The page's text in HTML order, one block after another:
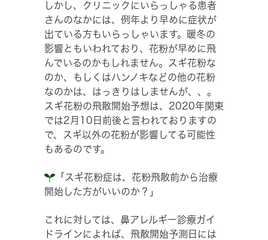
しかし、クリニックにいらっしゃる患者
さんのなかには、例年より早めに症状が
出ている方もいらっしゃいます。暖冬の
影響ともいわれており、花粉が早めに飛
んでいるのかもしれません。スギ花粉な
のか、もしくはハンノキなどの他の花粉
なのかは、はっきりはしませんが、、。
スギ花粉の飛散開始予想は、2020年関東
では2月10日前後と言われておりますの
で、スギ以外の花粉が影響してる可能性
もあるのです。
「スギ花粉症は、花粉飛散前から治療
開始した方がいいのか？」
これに対しては、鼻アレルギー診療ガイ
ドラインによれば、飛散開始予測日には